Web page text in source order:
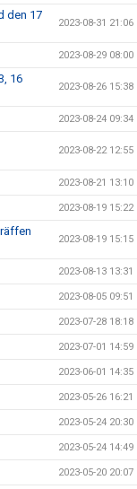
den 17
2023-08-31 21:06
2023-08-29 08:00
16
2023-08-26 15:38
2023-08-24 09:34
2023-08-22 12:55
2023-08-21 13:10
2023-08-19 15:22
2023-08-19 15:15
2023-08-13 13:31
2023-08-05 09:51
2023-07-28 18:18
2023-07-01 14:59
2023-06-01 14:35
2023-05-26 16:21
2023-05-24 20:30
2023-05-24 14:49
2023-05-20 20:07